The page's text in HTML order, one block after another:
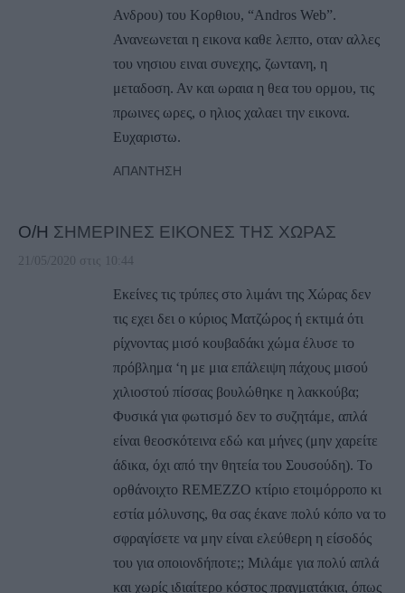
Ανδρου) του Κορθιου, “Andros Web”.
Ανανεωνεται η εικονα καθε λεπτο, οταν αλλες
του νησιου ειναι συνεχης, ζωντανη, η
μεταδοση. Αν και ωραια η θεα του ορμου, τις
πρωινες ωρες, ο ηλιος χαλαει την εικονα.
Ευχαριστω.
ΑΠΆΝΤΗΣΗ
Ο/Η ΣΗΜΕΡΙΝΕΣ ΕΙΚΟΝΕΣ ΤΗΣ ΧΩΡΑΣ
21/05/2020 στις 10:44
Εκείνες τις τρύπες στο λιμάνι της Χώρας δεν
τις εχει δει ο κύριος Ματζώρος ή εκτιμά ότι
ρίχνοντας μισό κουβαδάκι χώμα έλυσε το
πρόβλημα ‘η με μια επάλειψη πάχους μισού
χιλιοστού πίσσας βουλώθηκε η λακκούβα;
Φυσικά για φωτισμό δεν το συζητάμε, απλά
είναι θεοσκότεινα εδώ και μήνες (μην χαρείτε
άδικα, όχι από την θητεία του Σουσούδη). Το
ορθάνοιχτο REMEZZO κτίριο ετοιμόρροπο κι
εστία μόλυνσης, θα σας έκανε πολύ κόπο να το
σφραγίσετε να μην είναι ελεύθερη η είσοδός
του για οποιονδήποτε;; Μιλάμε για πολύ απλά
και χωρίς ιδιαίτερο κόστος πραγματάκια, όπως